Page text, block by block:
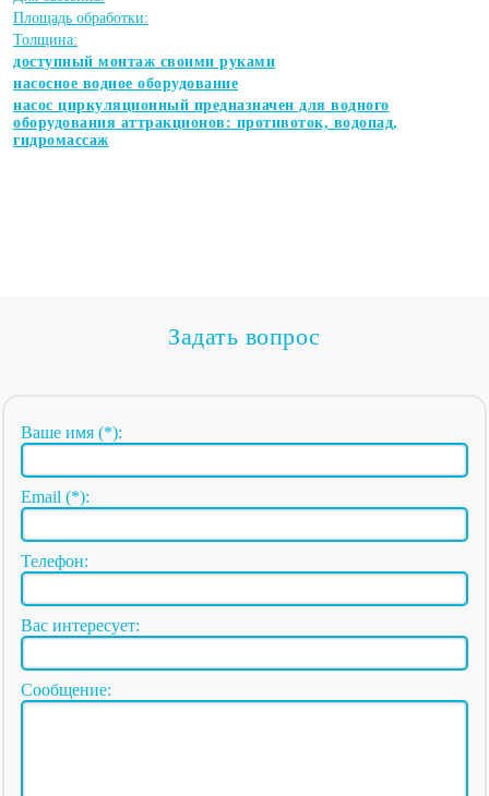
Площадь обработки:
Толщина:
доступный монтаж своими руками
насосное водное оборудование
насос циркуляционный предназначен для водного
оборудования аттракционов: противоток, водопад,
гидромассаж
Задать вопрос
Ваше имя (*):
Email (*):
Телефон:
Вас интересует:
Сообщение: